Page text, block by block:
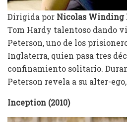
Dirigida por Nicolas Winding
Tom Hardy talentoso dando
Peterson, uno de los
Inglaterra, quien pasa tres
confinamiento solitario.
Peterson revela a su alter-
Inception (2010)